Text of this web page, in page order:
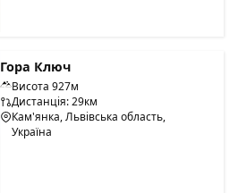
Гора Ключ
Висота 927м
Дистанція: 29км
Кам'янка, Львівська область,
Україна